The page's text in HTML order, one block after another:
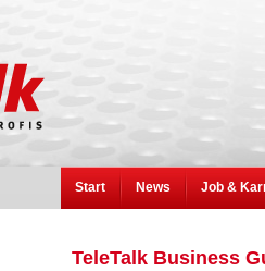
Start News Job &
TeleTalk Business